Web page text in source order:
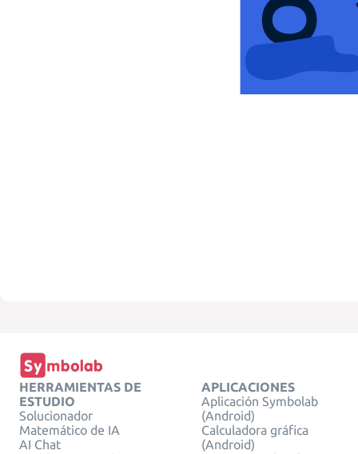
HERRAMIENTAS DE
ESTUDIO
Solucionador
Matemático de IA
AI Chat
APLICACIONES
Aplicación Symbolab
(Android)
Calculadora gráfica
(Android)